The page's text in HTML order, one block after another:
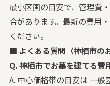
最小区画の目安で、管理費
合があります。最新の費用
ください。
■ よくある質問（神栖市のお
Q. 神栖市でお墓を建てる費
A. 中心価格帯の目安は 一般